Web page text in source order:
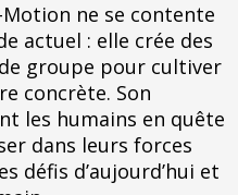
ne se contente
actuel : elle crée des
groupe pour cultiver
concrète. Son
les humains en quête
dans leurs forces
défis d’aujourd’hui et